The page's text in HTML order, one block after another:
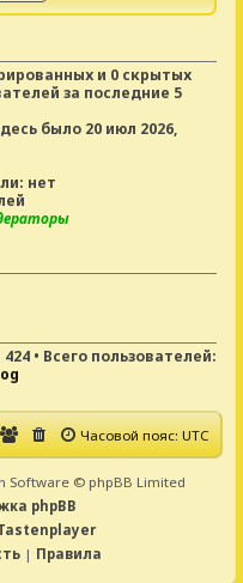
и 0 скрытых
за последние 5
было 20 июл 2026,
нет
424 • Всего пользователей:
Часовой пояс:UTC
Software © phpBB Limited
phpBB
| Правила